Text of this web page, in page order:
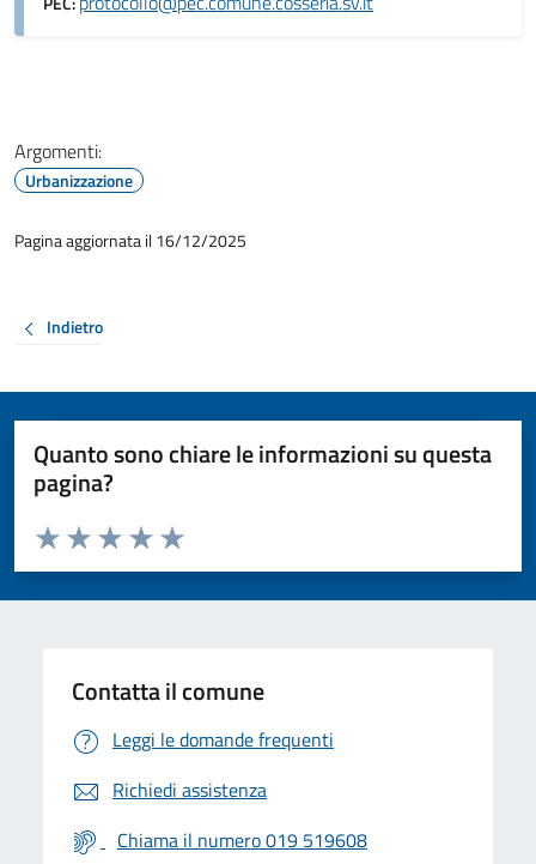
Argomenti:
Urbanizzazione
Pagina aggiornata il 16/12/2025
Indietro
Quanto sono chiare le informazioni su questa
pagina?
Valuta da 1 a 5 stelle la pagina
Valuta 5 stelle su 5
Valuta 4 stelle su 5
Valuta 3 stelle su 5
Valuta 2 stelle su 5
Valuta 1 stelle su 5
Contatta il comune
Leggi le domande frequenti
Richiedi assistenza
Chiama il numero 019 519608